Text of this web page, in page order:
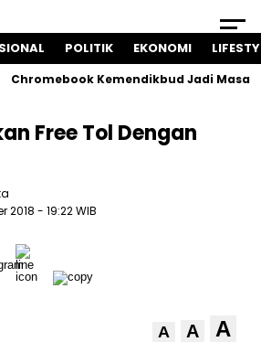
POLITIK EKONOMI
Kemendikbud Jadi Masalah
Free Tol Dengan
2018 - 19:22 WIB
A A A